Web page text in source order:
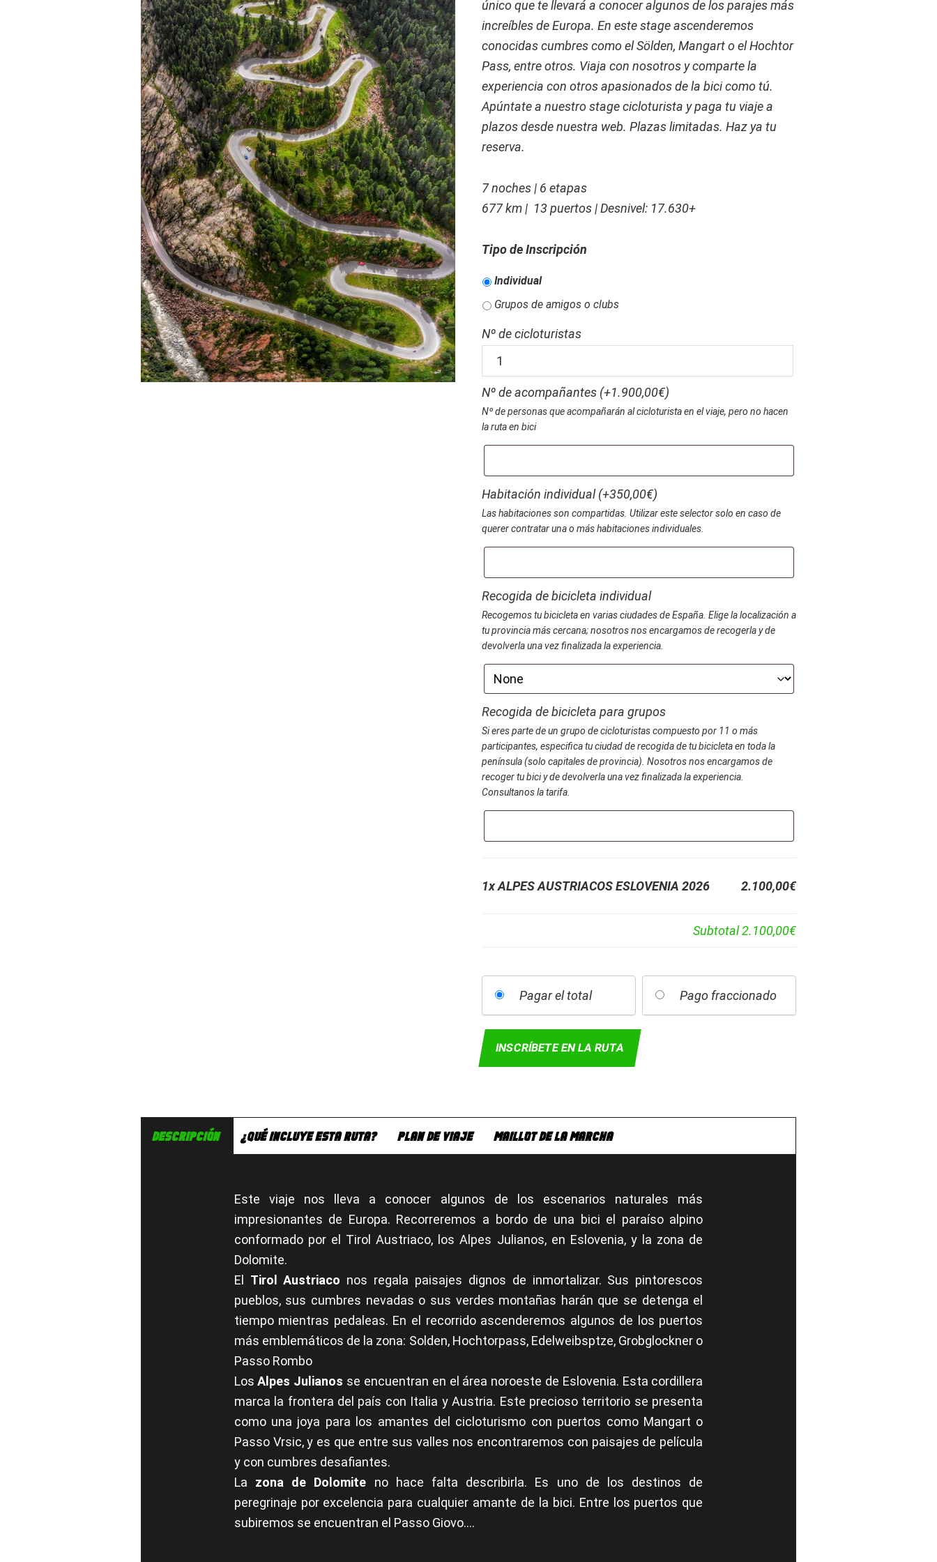
único que te llevará a conocer algunos de los parajes más
increíbles de Europa. En este stage ascenderemos
conocidas cumbres como el Sölden, Mangart o el Hochtor
Pass, entre otros. Viaja con nosotros y comparte la
experiencia con otros apasionados de la bici como tú.
Apúntate a nuestro stage cicloturista y paga tu viaje a
plazos desde nuestra web. Plazas limitadas. Haz ya tu
reserva.
7 noches | 6 etapas
677 km | 13 puertos | Desnivel: 17.630+
Tipo de Inscripción
Individual
Grupos de amigos o clubs
Nº de cicloturistas
ALPES
AUSTRIACOS
ESLOVENIA
2026
cantidad
Nº de acompañantes (+1.900,00€)
Nº de personas que acompañarán al cicloturista en el viaje, pero no hacen
la ruta en bici
Habitación individual (+350,00€)
Las habitaciones son compartidas. Utilizar este selector solo en caso de
querer contratar una o más habitaciones individuales.
Recogida de bicicleta individual
Recogemos tu bicicleta en varias ciudades de España. Elige la localización a
tu provincia más cercana; nosotros nos encargamos de recogerla y de
devolverla una vez finalizada la experiencia.
Recogida de bicicleta para grupos
Si eres parte de un grupo de cicloturistas compuesto por 11 o más
participantes, especifica tu ciudad de recogida de tu bicicleta en toda la
península (solo capitales de provincia). Nosotros nos encargamos de
recoger tu bici y de devolverla una vez finalizada la experiencia.
Consultanos la tarifa.
1x ALPES AUSTRIACOS ESLOVENIA 2026 2.100,00€
Subtotal2.100,00€
Pago fraccionado
Pagar el total
INSCRÍBETE EN LA RUTA
DESCRIPCIÓN ¿QUÉ INCLUYE ESTA RUTA? PLAN DE VIAJE MAILLOT DE LA MARCHA
Este viaje nos lleva a conocer algunos de los escenarios naturales más
impresionantes de Europa. Recorreremos a bordo de una bici el paraíso alpino
conformado por el Tirol Austriaco, los Alpes Julianos, en Eslovenia, y la zona de
Dolomite.
El Tirol Austriaco nos regala paisajes dignos de inmortalizar. Sus pintorescos
pueblos, sus cumbres nevadas o sus verdes montañas harán que se detenga el
tiempo mientras pedaleas. En el recorrido ascenderemos algunos de los puertos
más emblemáticos de la zona: Solden, Hochtorpass, Edelweibsptze, Grobglockner o
Passo Rombo
LosAlpes Julianos se encuentran en el área noroeste de Eslovenia. Esta cordillera
marca la frontera del país con Italia y Austria. Este precioso territorio se presenta
como una joya para los amantes del cicloturismo con puertos como Mangart o
Passo Vrsic, y es que entre sus valles nos encontraremos con paisajes de película
y con cumbres desafiantes.
La zona de Dolomite no hace falta describirla. Es uno de los destinos de
peregrinaje por excelencia para cualquier amante de la bici. Entre los puertos que
subiremos se encuentran el Passo Giovo….